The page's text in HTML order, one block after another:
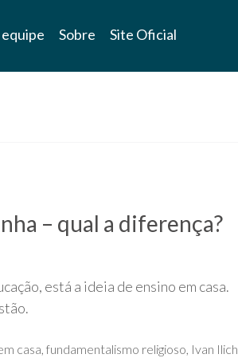
Sobre Site Oficial
– qual a diferença?
está a ideia de ensino em casa.
casa, fundamentalismo religioso, Ivan Ilich